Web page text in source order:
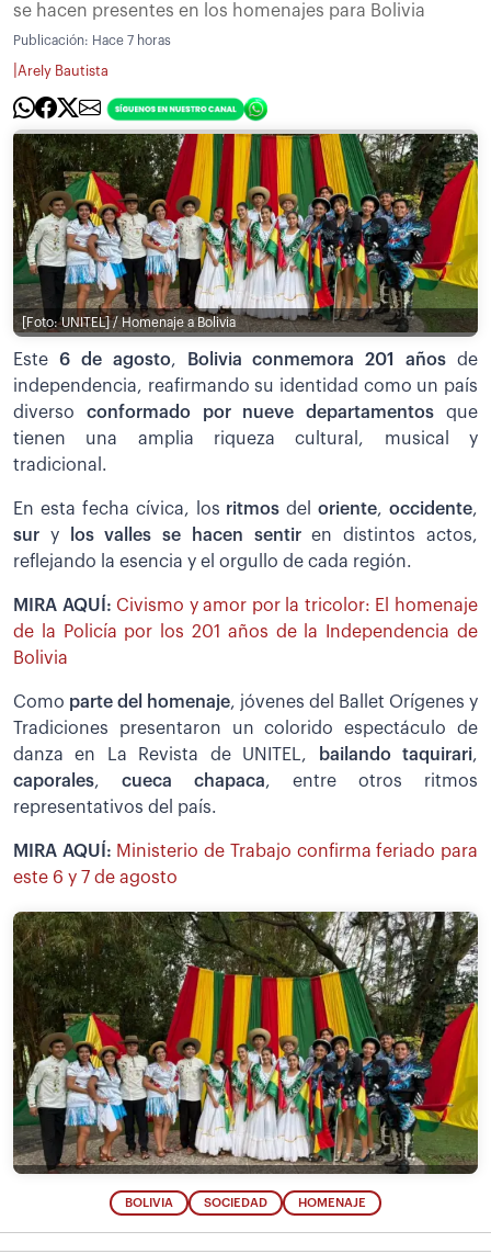
se hacen presentes en los homenajes para Bolivia
Publicación: Hace 7 horas
Arely Bautista
[Foto: UNITEL] / Homenaje a Bolivia
Este 6 de agosto, Bolivia conmemora 201 años de
independencia, reafirmando su identidad como un país
diverso conformado por nueve departamentos que
tienen una amplia riqueza cultural, musical y
tradicional.
En esta fecha cívica, los ritmosdeloriente, occidente,
sur y los valles se hacen sentiren distintos actos,
reflejando la esencia y el orgullo de cada región.
MIRA AQUÍ: Civismo y amor por la tricolor: El homenaje
de la Policía por los 201 años de la Independencia de
Bolivia
Como parte del homenaje, jóvenes del Ballet Orígenes y
Tradiciones presentaron un colorido espectáculo de
danza en La Revista de UNITEL,
bailando taquirari,
caporales, cueca chapaca, entre otros ritmos
representativos del país.
MIRA AQUÍ: Ministerio de Trabajo confirma feriado para
este 6 y 7 de agosto
BOLIVIA SOCIEDAD HOMENAJE